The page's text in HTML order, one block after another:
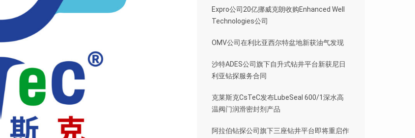
Expro公司20亿挪威克朗收购Enhanced Well
Technologies公司
OMV公司在利比亚西尔特盆地新获油气发现
沙特ADES公司旗下自升式钻井平台新获尼日
利亚钻探服务合同
克莱斯克CsTeC发布LubeSeal 600/1深水高
温阀门润滑密封剂产品
阿拉伯钻探公司旗下三座钻井平台即将重启作